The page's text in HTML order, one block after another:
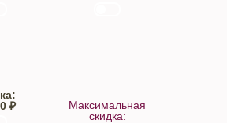
₽
Максимальная
скидка: